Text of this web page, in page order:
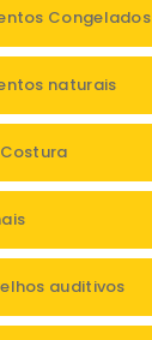
Congelados
naturais
auditivos